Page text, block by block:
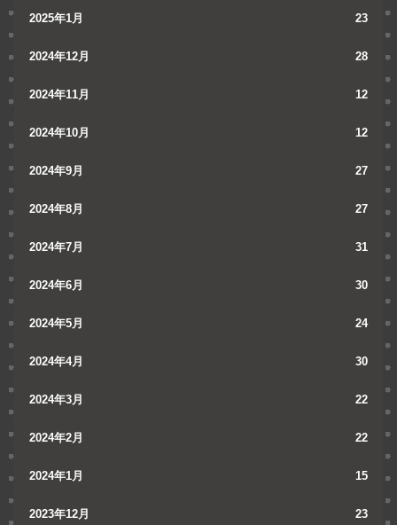
2025年1月 23
2024年12月 28
2024年11月 12
2024年10月 12
2024年9月 27
2024年8月 27
2024年7月 31
2024年6月 30
2024年5月 24
2024年4月 30
2024年3月 22
2024年2月 22
2024年1月 15
2023年12月 23